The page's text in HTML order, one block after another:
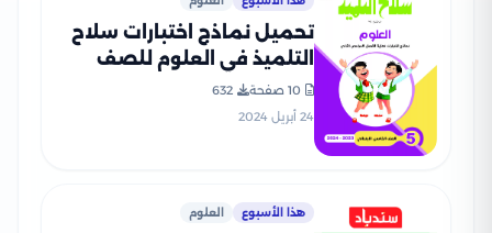
تحميل نماذج اختبارات سلاح
التلميذ في العلوم للصف
الخامس الابتدائي مع إجاباتها
النموذجية
10 صفحة
632
24 أبريل 2024
هذا الأسبوع العلوم